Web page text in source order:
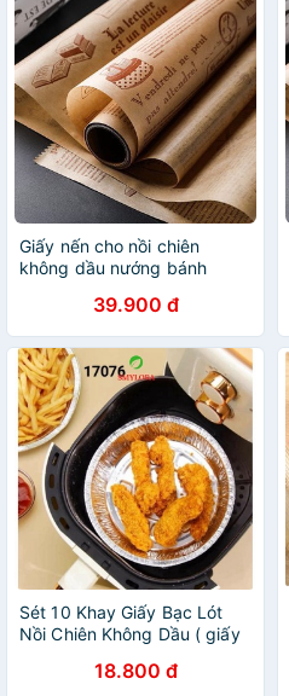
Giấy nến cho nồi chiên
không dầu nướng bánh
không dầu chống dính
39.900 đ
Sét 10 Khay Giấy Bạc Lót
Nồi Chiên Không Dầu ( giấy
18.800 đ